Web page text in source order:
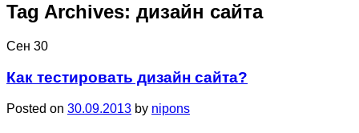
Tag Archives: дизайн сайта
Сен 30
Как тестировать дизайн сайта?
Posted on 30.09.2013 by nipons